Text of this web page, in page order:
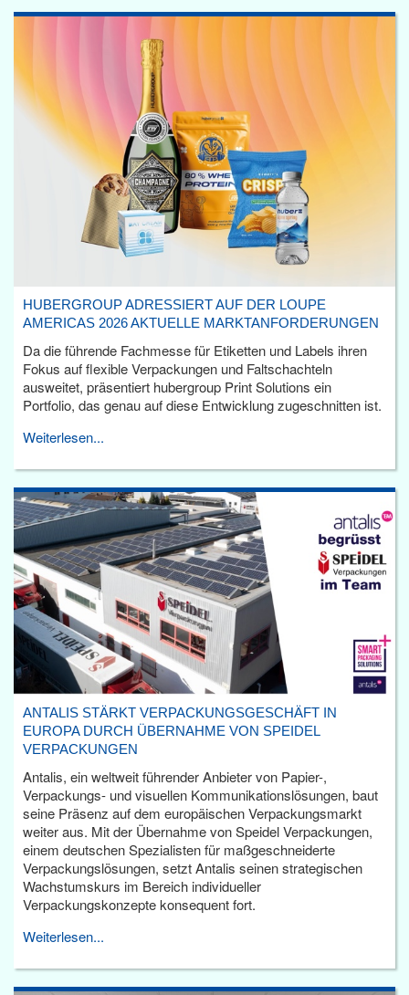
HUBERGROUP ADRESSIERT AUF DER LOUPE
AMERICAS 2026 AKTUELLE MARKTANFORDERUNGEN
Da die führende Fachmesse für Etiketten und Labels ihren
Fokus auf flexible Verpackungen und Faltschachteln
ausweitet, präsentiert hubergroup Print Solutions ein
Portfolio, das genau auf diese Entwicklung zugeschnitten ist.
Weiterlesen...
ANTALIS STÄRKT VERPACKUNGSGESCHÄFT IN
EUROPA DURCH ÜBERNAHME VON SPEIDEL
VERPACKUNGEN
Antalis, ein weltweit führender Anbieter von Papier-,
Verpackungs- und visuellen Kommunikationslösungen, baut
seine Präsenz auf dem europäischen Verpackungsmarkt
weiter aus. Mit der Übernahme von Speidel Verpackungen,
einem deutschen Spezialisten für maßgeschneiderte
Verpackungslösungen, setzt Antalis seinen strategischen
Wachstumskurs im Bereich individueller
Verpackungskonzepte konsequent fort.
Weiterlesen...